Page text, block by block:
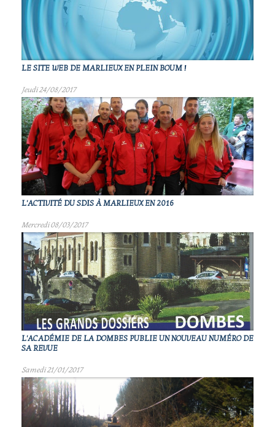
LE SITE WEB DE MARLIEUX EN PLEIN BOUM !
Jeudi 24/08/2017
L'ACTIVITÉ DU SDIS À MARLIEUX EN 2016
Mercredi 08/03/2017
L'ACADÉMIE DE LA DOMBES PUBLIE UN NOUVEAU NUMÉRO DE
SA REVUE
Samedi 21/01/2017